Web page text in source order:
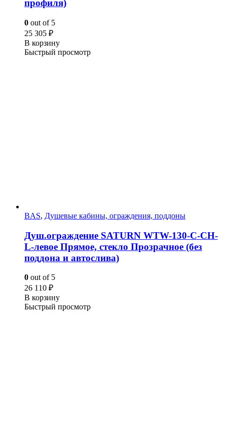
профиля)
0 out of 5
25 305 ₽
В корзину
Быстрый просмотр
BAS, Душевые кабины, ограждения, поддоны
Душ.ограждение SATURN WTW-130-C-CH-
L-левое Прямое, стекло Прозрачное (без
поддона и автослива)
0 out of 5
26 110 ₽
В корзину
Быстрый просмотр